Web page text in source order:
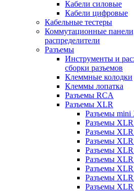
Кабели силовые
Кабели цифровые
Кабельные тестеры
Коммутационные
распределители
Разъемы
Инструменты и
сборки разъемов
Клеммные колодки
Клеммы лопатка
Разъемы RCA
Разъемы XLR
Разъемы mini
Разъемы XLR
Разъемы XLR
Разъемы XLR
Разъемы XLR
Разъемы XLR
Разъемы XLR
Разъемы XLR
Разъемы XLR